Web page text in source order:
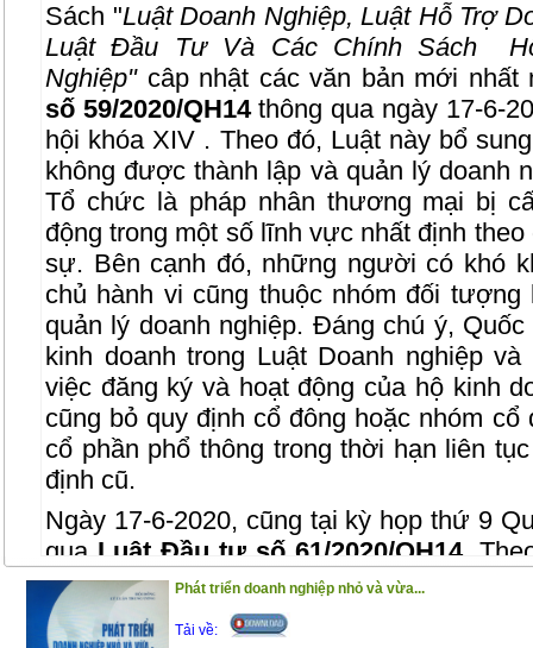
Sách "Luật Doanh Nghiệp, Luật Hỗ Trợ
Luật Đầu Tư Và Các Chính Sách
Nghiệp" câp nhật các văn bản mới
số 59/2020/QH14thông qua ngày 17-6-
hội khóa XIV . Theo đó, Luật này bổ
không được thành lập và quản lý doanh
Tổ chức là pháp nhân thương mại bị
động trong một số lĩnh vực nhất định
sự. Bên cạnh đó, những người có khó
chủ hành vi cũng thuộc nhóm đối
quản lý doanh nghiệp. Đáng chú ý,
kinh doanh trong Luật Doanh nghiệp
việc đăng ký và hoạt động của hộ kinh
cũng bỏ quy định cổ đông hoặc nhóm
cổ phần phổ thông trong thời hạn liên
định cũ.
Ngày 17-6-2020, cũng tại kỳ họp thứ 9
qua Luật Đầu tư số 61/2020/QH14.
hiệu lực, thêm 02 nhóm ngành, nghề
kinh doanh là kinh doanh pháo nổ và
Phát triển doanh nghiệp nhỏ và vừa...
Tải về: